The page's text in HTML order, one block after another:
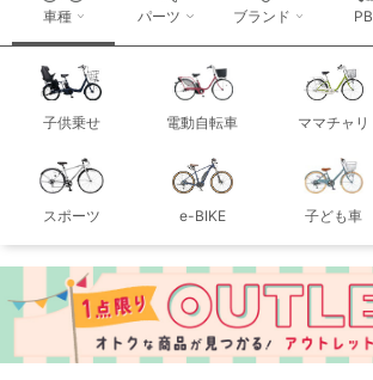
車種
子供乗せ 電動自転車 ママチャリ
スポーツ e-BIKE 子ども車
パーツ ブランド PB